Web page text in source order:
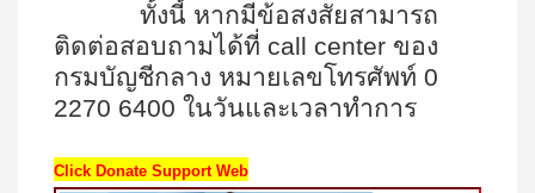
ทั้งนี้ หากมีข้อสงสัยสามารถ
ติดต่อสอบถามได้ที่ call center ของ
กรมบัญชีกลาง หมายเลขโทรศัพท์ 0
2270 6400 ในวันและเวลาทำการ
Click Donate Support Web